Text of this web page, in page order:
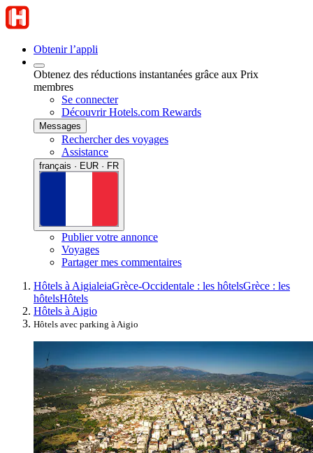
Obtenir l’appli
Obtenez des réductions instantanées grâce aux Prix
membres
Se connecter
Découvrir Hotels.com Rewards
Messages
Rechercher des voyages
Assistance
français · EUR · FR
Publier votre annonce
Voyages
Partager mes commentaires
Hôtels à AigialeiaGrèce-Occidentale : les hôtelsGrèce : les
hôtelsHôtels
Hôtels à Aigio
Hôtels avec parking à Aigio